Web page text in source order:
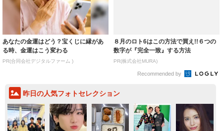
あなたの金運はどう？宝くじに縁があ
る時、金運はこう変わる
PR(合同会社デジタルファーム )
８月のロト6はこの方法で買え!!６つの
数字が『完全一致』する方法
PR(株式会社MURA)
Recommended by
昨日の人気フォトセレクション